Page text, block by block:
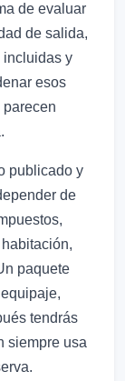
de evaluar
de salida,
incluidas y
esos
parecen
publicado y
de
paquete
tendrás
siempre usa